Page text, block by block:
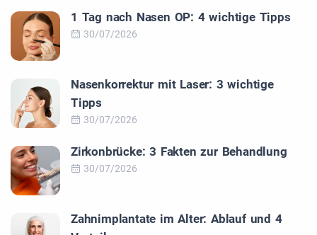
1 Tag nach Nasen OP: 4 wichtige Tipps
30/07/2026
Nasenkorrektur mit Laser: 3 wichtige
Tipps
30/07/2026
Zirkonbrücke: 3 Fakten zur Behandlung
30/07/2026
Zahnimplantate im Alter: Ablauf und 4